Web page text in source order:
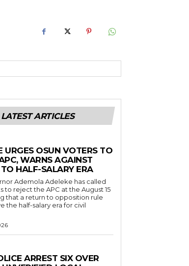
LATEST ARTICLES
URGES OSUN VOTERS TO
WARNS AGAINST
HALF-SALARY ERA
Ademola Adeleke has called
to reject the APC at the August 15
that a return to opposition rule
the half-salary era for civil
ARREST SIX OVER